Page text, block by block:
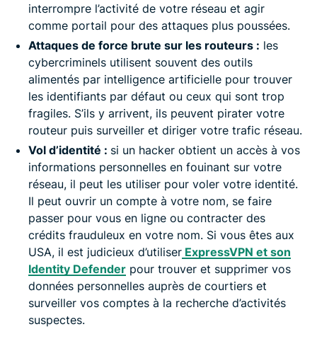
interrompre l’activité de votre réseau et agir
comme portail pour des attaques plus poussées.
Attaques de force brute sur les routeurs : les
cybercriminels utilisent souvent des outils
alimentés par intelligence artificielle pour trouver
les identifiants par défaut ou ceux qui sont trop
fragiles. S’ils y arrivent, ils peuvent pirater votre
routeur puis surveiller et diriger votre trafic réseau.
Vol d’identité : si un hacker obtient un accès à vos
informations personnelles en fouinant sur votre
réseau, il peut les utiliser pour voler votre identité.
Il peut ouvrir un compte à votre nom, se faire
passer pour vous en ligne ou contracter des
crédits frauduleux en votre nom. Si vous êtes aux
USA, il est judicieux d’utiliser ExpressVPN et son
Identity Defender pour trouver et supprimer vos
données personnelles auprès de courtiers et
surveiller vos comptes à la recherche d’activités
suspectes.